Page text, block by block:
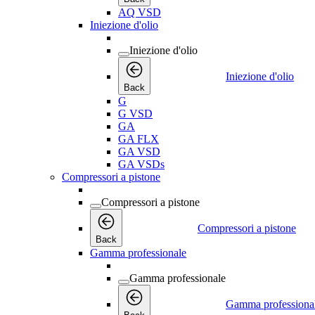
AQ VSD
Iniezione d'olio
Iniezione d'olio
Back
Iniezione d'olio
G
G VSD
GA
GA FLX
GA VSD
GA VSDs
Compressori a pistone
Compressori a pistone
Back
Compressori a pistone
Gamma professionale
Gamma professionale
Gamma